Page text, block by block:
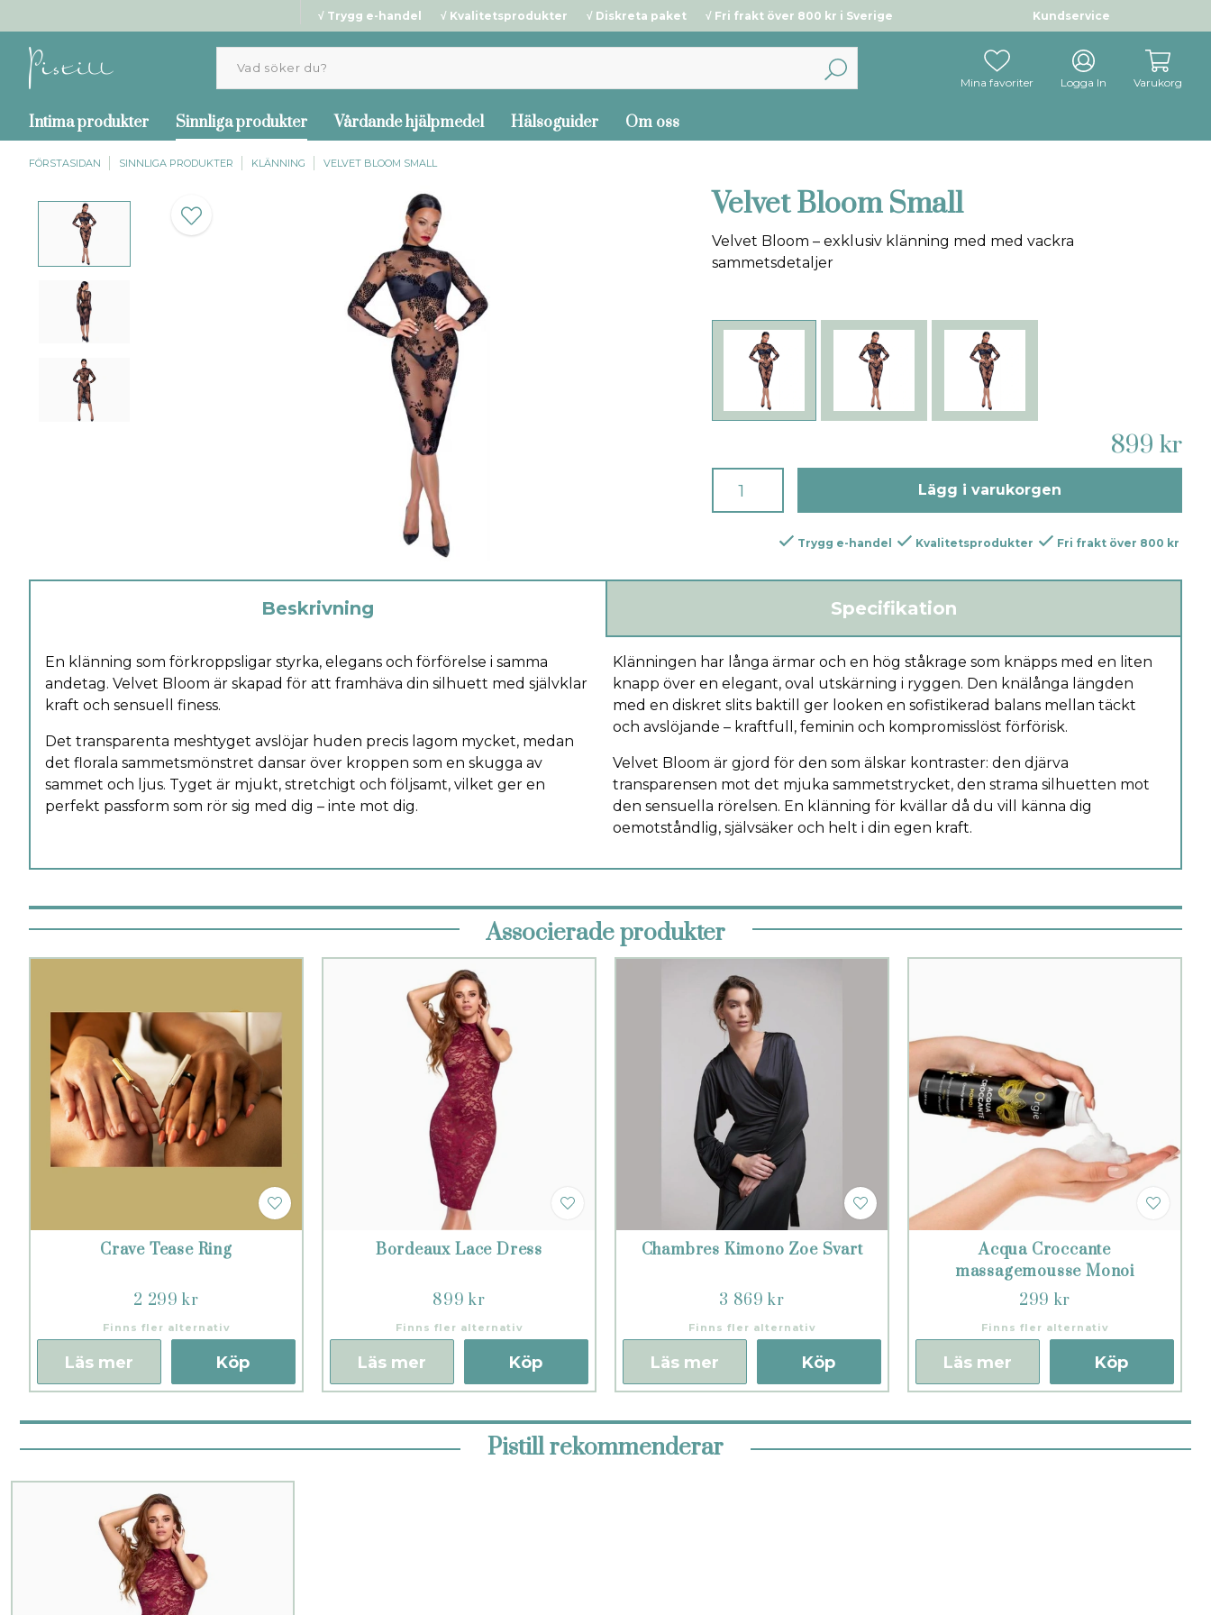
Kundservice
√ Trygg e-handel √ Kvalitetsprodukter √ Diskreta paket √ Fri frakt över 800 kr i Sverige
Mina favoriter Logga In Varukorg
Intima produkter Sinnliga produkter Vårdande hjälpmedel Hälsoguider Om oss
FÖRSTASIDAN SINNLIGA PRODUKTER KLÄNNING VELVET BLOOM SMALL
Velvet Bloom Small
Velvet Bloom – exklusiv klänning med med vackra
sammetsdetaljer
899 kr
Lägg i varukorgen
Trygg e-handel Kvalitetsprodukter Fri frakt över 800 kr
Beskrivning Specifikation
En klänning som förkroppsligar styrka, elegans och förförelse i samma
andetag. Velvet Bloom är skapad för att framhäva din silhuett med självklar
kraft och sensuell finess.
Det transparenta meshtyget avslöjar huden precis lagom mycket, medan
det florala sammetsmönstret dansar över kroppen som en skugga av
sammet och ljus. Tyget är mjukt, stretchigt och följsamt, vilket ger en
perfekt passform som rör sig med dig – inte mot dig.
Klänningen har långa ärmar och en hög ståkrage som knäpps med en liten
knapp över en elegant, oval utskärning i ryggen. Den knälånga längden
med en diskret slits baktill ger looken en sofistikerad balans mellan täckt
och avslöjande – kraftfull, feminin och kompromisslöst förförisk.
Velvet Bloom är gjord för den som älskar kontraster: den djärva
transparensen mot det mjuka sammetstrycket, den strama silhuetten mot
den sensuella rörelsen. En klänning för kvällar då du vill känna dig
oemotståndlig, självsäker och helt i din egen kraft.
Associerade produkter
Crave Tease Ring
2 299 kr
Finns fler alternativ
Köp
Läs mer
Bordeaux Lace Dress
899 kr
Finns fler alternativ
Köp
Läs mer
Chambres Kimono Zoe Svart
3 869 kr
Finns fler alternativ
Köp
Läs mer
Acqua Croccante
massagemousse Monoi
299 kr
Finns fler alternativ
Köp
Läs mer
Pistill rekommenderar